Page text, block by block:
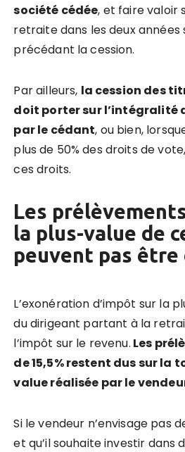
société cédée, et faire valoir
retraite dans les deux années
précédant la cession.
Par ailleurs, la cession des
doit porter sur l’intégralité
par le cédant, ou bien,
plus de 50% des droits de
ces droits.
Les
la plus-value de
peuvent pas être
L’exonération d’impôt sur la
du dirigeant partant à la
l’impôt sur le revenu. Les
de 15,5% restent dus sur la
value réalisée par le
Si le vendeur n’envisage pas
et qu’il souhaite investir dans